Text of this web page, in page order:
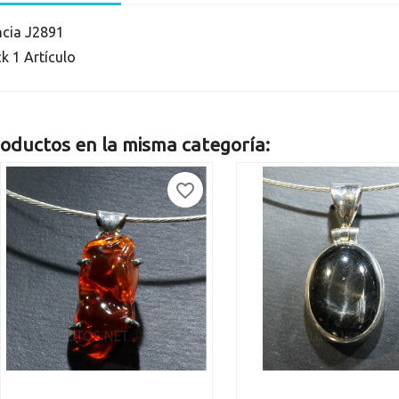
J2891
1 Artículo
en la misma categoría:
favorite_border